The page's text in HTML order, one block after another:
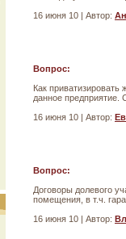
16 июня 10 | Автор:
Вопрос:
Как
данное
16 июня 10 | Автор:
Вопрос:
Договоры долевого
помещения, в т.ч.
16 июня 10 | Автор: